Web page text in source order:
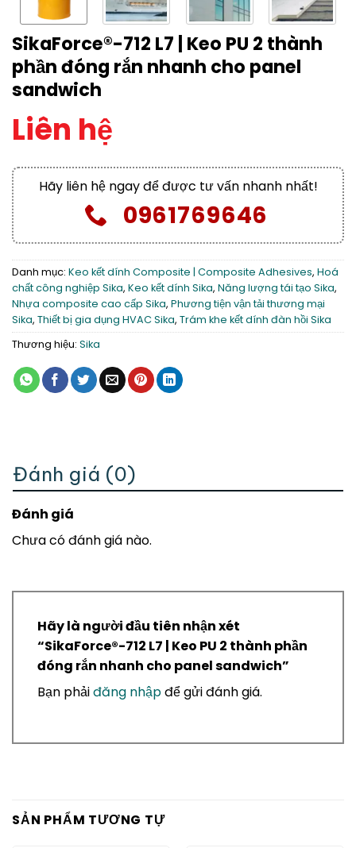
SikaForce®-712 L7 | Keo PU 2 thành
phần đóng rắn nhanh cho panel
sandwich
Liên hệ
Hãy liên hệ ngay để được tư vấn nhanh nhất!
0961769646
Danh mục: Keo kết dính Composite | Composite Adhesives, Hoá
chất công nghiệp Sika, Keo kết dính Sika, Năng lượng tái tạo Sika,
Nhựa composite cao cấp Sika, Phương tiện vận tải thương mại
Sika, Thiết bị gia dụng HVAC Sika, Trám khe kết dính đàn hồi Sika
Thương hiệu: Sika
Đánh giá (0)
Đánh giá
Chưa có đánh giá nào.
Hãy là người đầu tiên nhận xét
“SikaForce®-712 L7 | Keo PU 2 thành phần
đóng rắn nhanh cho panel sandwich”
Bạn phảiđăng nhậpđể gửi đánh giá.
SẢN PHẨM TƯƠNG TỰ